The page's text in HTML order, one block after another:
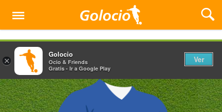
Menú
×
Golocio
Ocio & Friends
Gratis - Ir a Google Play
Ver